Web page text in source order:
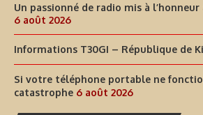
Un passionné de radio mis à
6 août 2026
Informations T30GI – République de
Si votre téléphone portable ne
catastrophe 6 août 2026